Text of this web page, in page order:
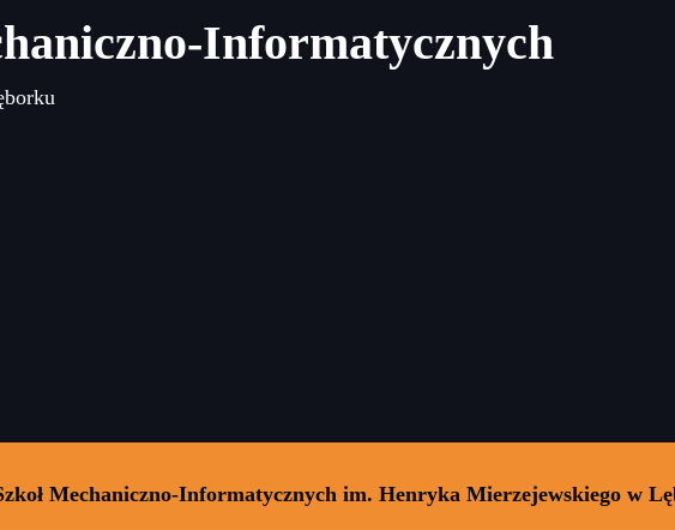
Informatycznych
Mechaniczno-Informatycznych im. Henryka Mierzejewskiego w